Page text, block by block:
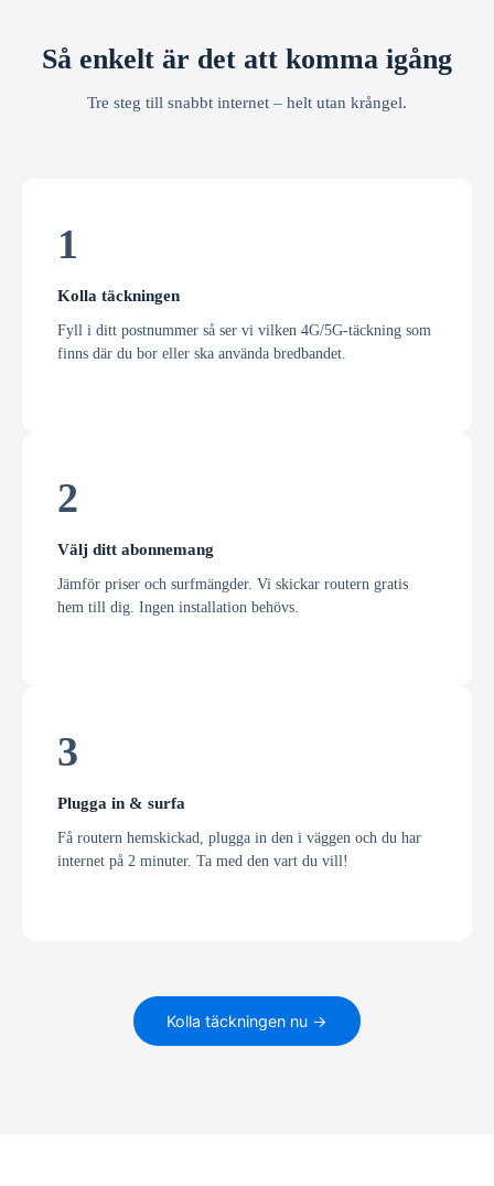
Så enkelt är det att komma igång
Tre steg till snabbt internet – helt utan krångel.
1
Kolla täckningen
Fyll i ditt postnummer så ser vi vilken 4G/5G-täckning som
finns där du bor eller ska använda bredbandet.
2
Välj ditt abonnemang
Jämför priser och surfmängder. Vi skickar routern gratis
hem till dig. Ingen installation behövs.
3
Plugga in & surfa
Få routern hemskickad, plugga in den i väggen och du har
internet på 2 minuter. Ta med den vart du vill!
Kolla täckningen nu →